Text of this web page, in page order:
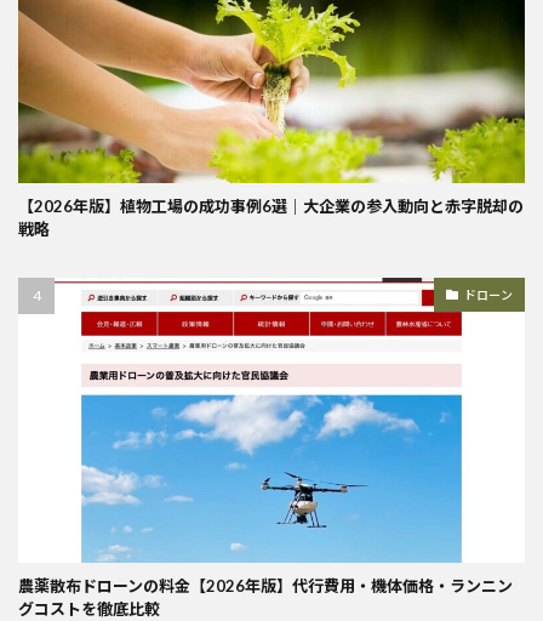
【2026年版】植物工場の成功事例6選｜大企業の参入動向と赤字脱却の
戦略
ドローン
農薬散布ドローンの料金【2026年版】代行費用・機体価格・ランニン
グコストを徹底比較